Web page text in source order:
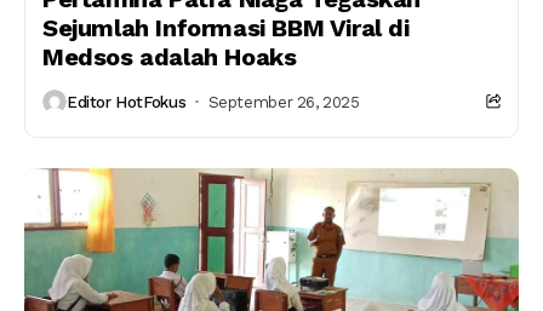
Sejumlah Informasi BBM Viral di
Medsos adalah Hoaks
Editor HotFokus September 26, 2025